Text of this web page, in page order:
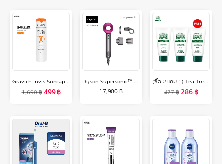
Gravich Invis Suncap Ultra Light Sunscreen SPF50+ PA++++ 40 g
1,690฿499฿
Dyson Supersonic™ hair dryer HD15 (Iron/Fuchsia) ไดร์เป่าผม ไดสัน สีชมพู
17,900 ฿
(ซื้อ 2 แถม 1) Tea Tree ที ทรี โฟมล้างหน้า ออยล์ คอนโทรล เฟเชียลโฟม 4.8 ออนซ์ Oil Control Facial Foam) 2 Free 1
477฿286฿